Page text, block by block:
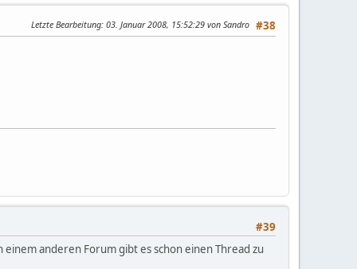
#38
Letzte Bearbeitung: 03. Januar 2008, 15:52:29 von Sandro
#39
anderen Forum gibt es schon einen Thread zu